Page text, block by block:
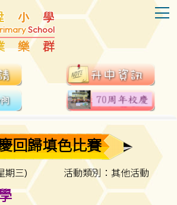
小 學
School
樂 群
回歸填色比賽
期三) 活動類別：其他活動